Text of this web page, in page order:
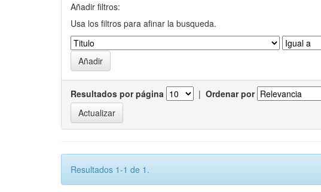
Añadir filtros:
Usa los filtros para afinar la busqueda.
Resultados por página | Ordenar por
Resultados 1-1 de 1.